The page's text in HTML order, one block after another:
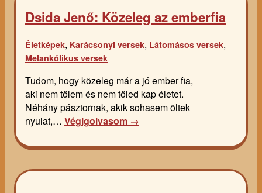
Dsida Jenő: Közeleg az emberfia
Életképek, Karácsonyi versek, Látomásos versek,
Melankólikus versek
Tudom, hogy közeleg már a jó ember fia,
aki nem tőlem és nem tőled kap életet.
Néhány pásztornak, akik sohasem öltek
nyulat,… Végigolvasom →